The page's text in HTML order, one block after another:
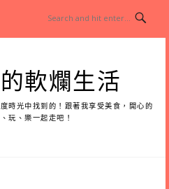
軟爛生活
時光中找到的！跟著我享受美食，開心的
玩、樂一起走吧！